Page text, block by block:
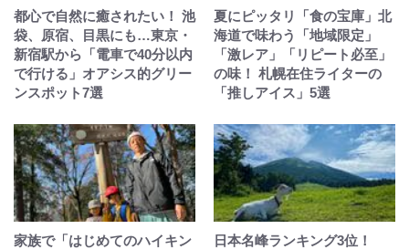
都心で自然に癒されたい！ 池
袋、原宿、目黒にも…東京・
新宿駅から「電車で40分以内
で行ける」オアシス的グリー
ンスポット7選
夏にピッタリ「食の宝庫」北
海道で味わう「地域限定」
「激レア」「リピート必至」
の味！ 札幌在住ライターの
「推しアイス」5選
家族で「はじめてのハイキン
日本名峰ランキング3位！